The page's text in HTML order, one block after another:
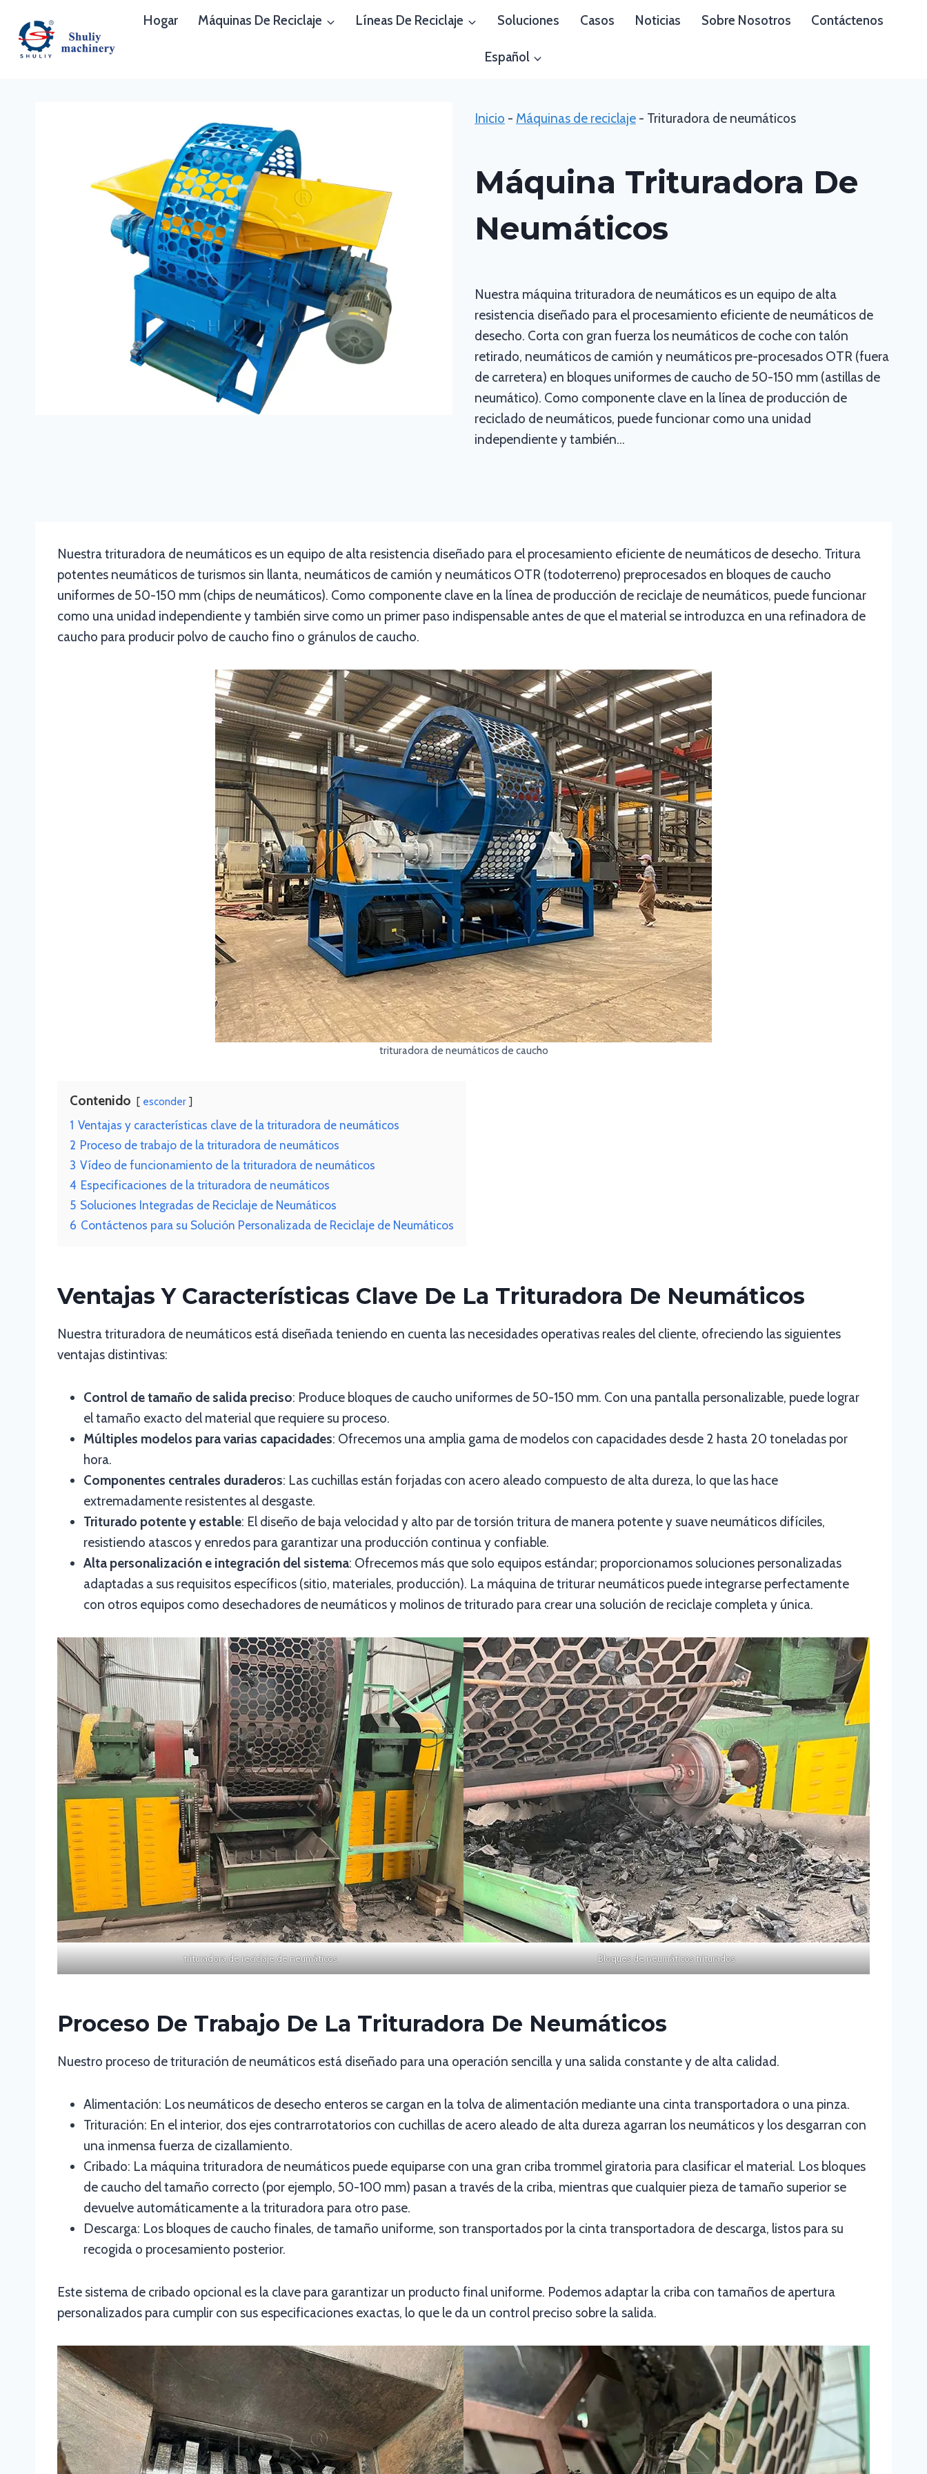
contenido
Hogar Máquinas De Reciclaje Líneas De Reciclaje Soluciones Casos Noticias Sobre Nosotros Contáctenos
Español
Inicio - Máquinas de reciclaje - Trituradora de neumáticos
Máquina Trituradora De
Neumáticos
Nuestra máquina trituradora de neumáticos es un equipo de alta
resistencia diseñado para el procesamiento eficiente de neumáticos de
desecho. Corta con gran fuerza los neumáticos de coche con talón
retirado, neumáticos de camión y neumáticos pre-procesados OTR (fuera
de carretera) en bloques uniformes de caucho de 50-150 mm (astillas de
neumático). Como componente clave en la línea de producción de
reciclado de neumáticos, puede funcionar como una unidad
independiente y también...
Nuestra trituradora de neumáticos es un equipo de alta resistencia diseñado para el procesamiento eficiente de neumáticos de desecho. Tritura
potentes neumáticos de turismos sin llanta, neumáticos de camión y neumáticos OTR (todoterreno) preprocesados en bloques de caucho
uniformes de 50-150 mm (chips de neumáticos). Como componente clave en la línea de producción de reciclaje de neumáticos, puede funcionar
como una unidad independiente y también sirve como un primer paso indispensable antes de que el material se introduzca en una refinadora de
caucho para producir polvo de caucho fino o gránulos de caucho.
trituradora de neumáticos de caucho
Contenido esconder
1 Ventajas y características clave de la trituradora de neumáticos
2 Proceso de trabajo de la trituradora de neumáticos
3 Vídeo de funcionamiento de la trituradora de neumáticos
4 Especificaciones de la trituradora de neumáticos
5 Soluciones Integradas de Reciclaje de Neumáticos
6 Contáctenos para su Solución Personalizada de Reciclaje de Neumáticos
Ventajas Y Características Clave De La Trituradora De Neumáticos
Nuestra trituradora de neumáticos está diseñada teniendo en cuenta las necesidades operativas reales del cliente, ofreciendo las siguientes
ventajas distintivas:
Control de tamaño de salida preciso: Produce bloques de caucho uniformes de 50-150 mm. Con una pantalla personalizable, puede lograr
el tamaño exacto del material que requiere su proceso.
Múltiples modelos para varias capacidades: Ofrecemos una amplia gama de modelos con capacidades desde 2 hasta 20 toneladas por
hora.
Componentes centrales duraderos: Las cuchillas están forjadas con acero aleado compuesto de alta dureza, lo que las hace
extremadamente resistentes al desgaste.
Triturado potente y estable: El diseño de baja velocidad y alto par de torsión tritura de manera potente y suave neumáticos difíciles,
resistiendo atascos y enredos para garantizar una producción continua y confiable.
Alta personalización e integración del sistema: Ofrecemos más que solo equipos estándar; proporcionamos soluciones personalizadas
adaptadas a sus requisitos específicos (sitio, materiales, producción). La máquina de triturar neumáticos puede integrarse perfectamente
con otros equipos como desechadores de neumáticos y molinos de triturado para crear una solución de reciclaje completa y única.
trituradora de reciclaje de neumáticos Bloques de neumáticos triturados
Proceso De Trabajo De La Trituradora De Neumáticos
Nuestro proceso de trituración de neumáticos está diseñado para una operación sencilla y una salida constante y de alta calidad.
Alimentación: Los neumáticos de desecho enteros se cargan en la tolva de alimentación mediante una cinta transportadora o una pinza.
Trituración: En el interior, dos ejes contrarrotatorios con cuchillas de acero aleado de alta dureza agarran los neumáticos y los desgarran con
una inmensa fuerza de cizallamiento.
Cribado: La máquina trituradora de neumáticos puede equiparse con una gran criba trommel giratoria para clasificar el material. Los bloques
de caucho del tamaño correcto (por ejemplo, 50-100 mm) pasan a través de la criba, mientras que cualquier pieza de tamaño superior se
devuelve automáticamente a la trituradora para otro pase.
Descarga: Los bloques de caucho finales, de tamaño uniforme, son transportados por la cinta transportadora de descarga, listos para su
recogida o procesamiento posterior.
Este sistema de cribado opcional es la clave para garantizar un producto final uniforme. Podemos adaptar la criba con tamaños de apertura
personalizados para cumplir con sus especificaciones exactas, lo que le da un control preciso sobre la salida.